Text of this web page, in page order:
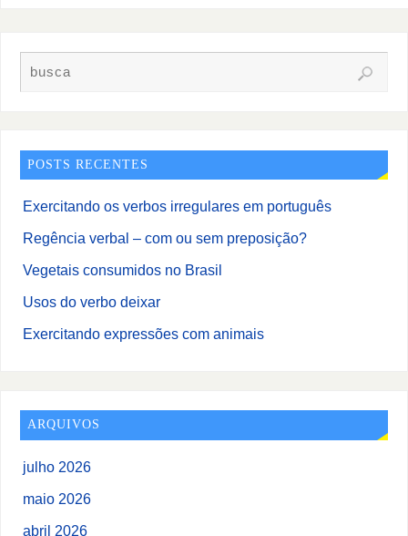
POSTS RECENTES
Exercitando os verbos irregulares em português
Regência verbal – com ou sem preposição?
Vegetais consumidos no Brasil
Usos do verbo deixar
Exercitando expressões com animais
ARQUIVOS
julho 2026
maio 2026
abril 2026